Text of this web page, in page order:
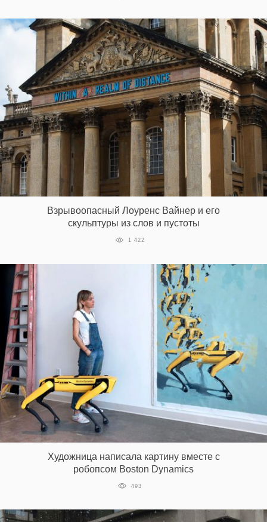
Взрывоопасный Лоуренс Вайнер и его
скульптуры из слов и пустоты
1 422
Художница написала картину вместе с
робопсом Boston Dynamics
493